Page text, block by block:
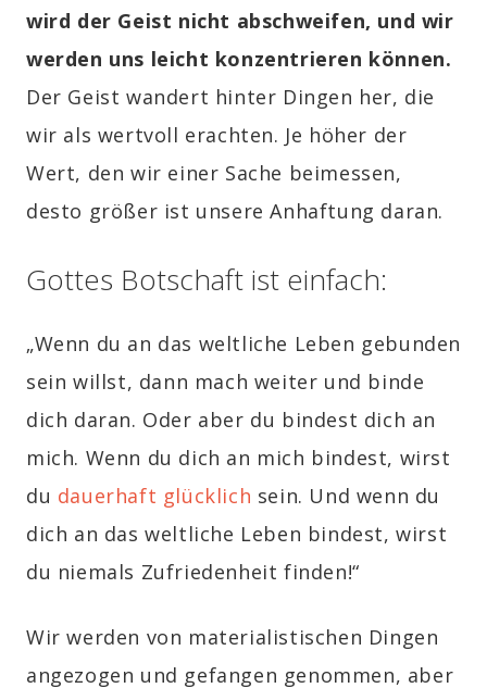
wird der Geist nicht abschweifen, und wir
werden uns leicht konzentrieren können.
Der Geist wandert hinter Dingen her, die
wir als wertvoll erachten. Je höher der
Wert, den wir einer Sache beimessen,
desto größer ist unsere Anhaftung daran.
Gottes Botschaft ist einfach:
„Wenn du an das weltliche Leben gebunden
sein willst, dann mach weiter und binde
dich daran. Oder aber du bindest dich an
mich. Wenn du dich an mich bindest, wirst
du dauerhaft glücklich sein. Und wenn du
dich an das weltliche Leben bindest, wirst
du niemals Zufriedenheit finden!“
Wir werden von materialistischen Dingen
angezogen und gefangen genommen, aber